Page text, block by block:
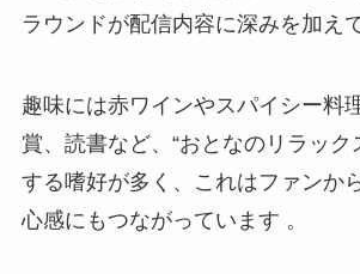
ラウンドが配信内容に深みを加え
趣味には赤ワインやスパイシー料
賞、読書など、“おとなのリラック
する嗜好が多く、これはファンか
心感にもつながっています 。